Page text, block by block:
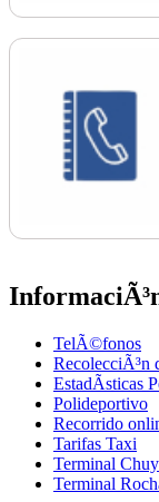
TelÃ©fonos
RecolecciÃ³n
EstadÃ­sticas
Polideportivo
Recorrido
Tarifas Taxi
Terminal Chuy
Terminal